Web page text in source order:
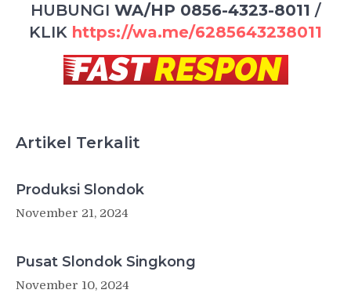
HUBUNGI WA/HP 0856-4323-8011 /
KLIK https://wa.me/6285643238011
Artikel Terkalit
Produksi Slondok
November 21, 2024
Pusat Slondok Singkong
November 10, 2024